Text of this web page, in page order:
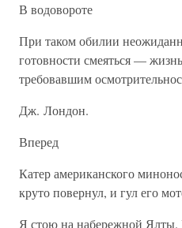
В водовороте
При таком обилии
готовности смеяться —
требовавшим
Дж. Лондон.
Вперед
Катер американского
круто повернул, и гул его
Я стою на набережной